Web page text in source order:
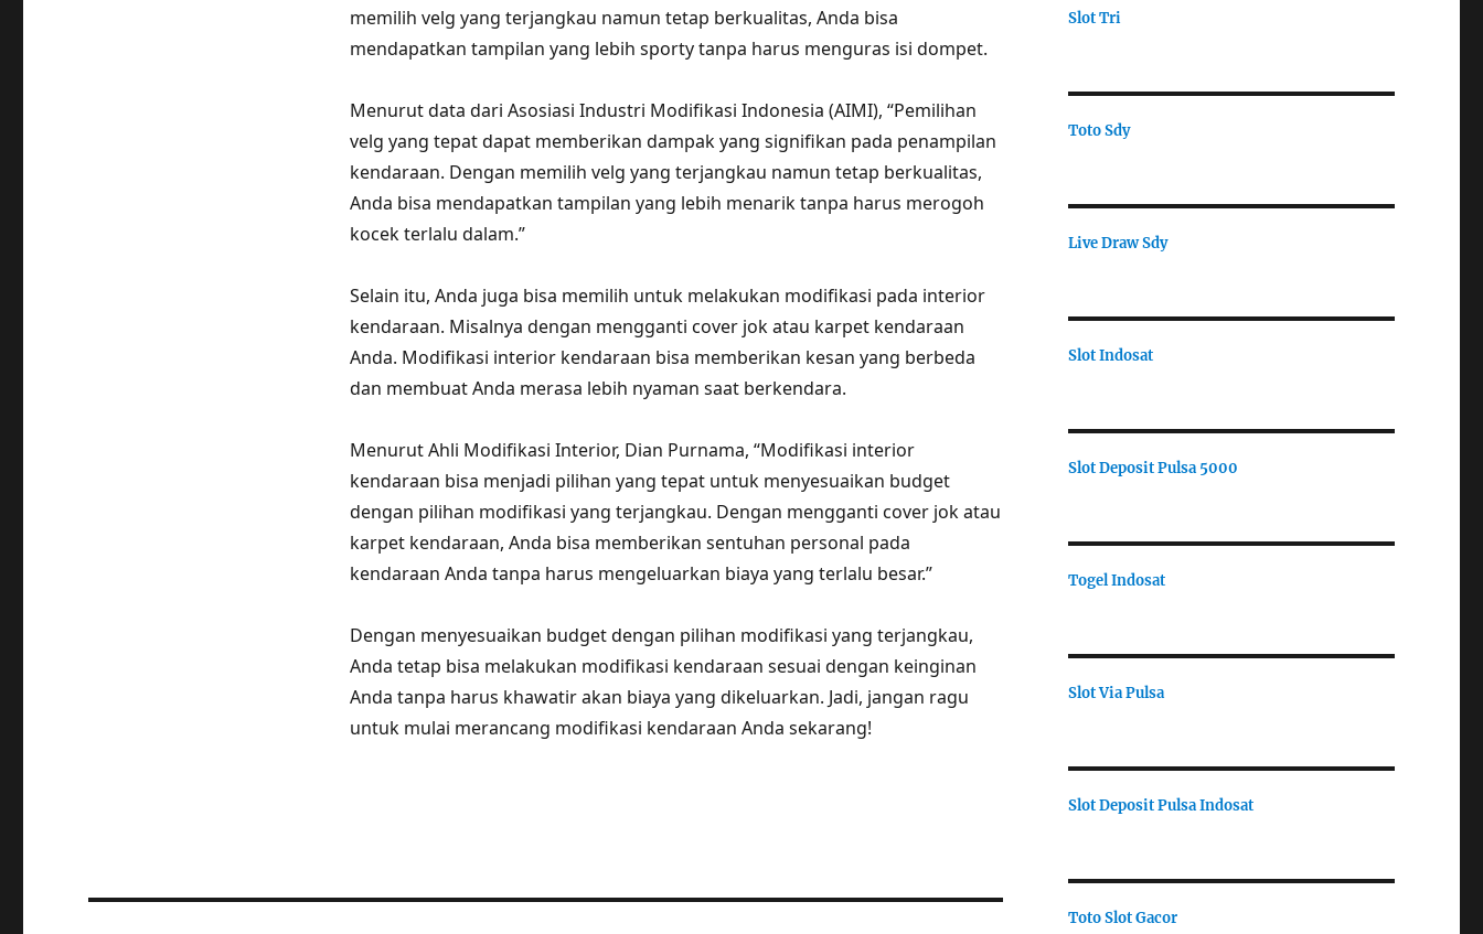
memilih velg yang terjangkau namun tetap berkualitas, Anda bisa
mendapatkan tampilan yang lebih sporty tanpa harus menguras isi dompet.
Menurut data dari Asosiasi Industri Modifikasi Indonesia (AIMI), “Pemilihan
velg yang tepat dapat memberikan dampak yang signifikan pada penampilan
kendaraan. Dengan memilih velg yang terjangkau namun tetap berkualitas,
Anda bisa mendapatkan tampilan yang lebih menarik tanpa harus merogoh
kocek terlalu dalam.”
Selain itu, Anda juga bisa memilih untuk melakukan modifikasi pada interior
kendaraan. Misalnya dengan mengganti cover jok atau karpet kendaraan
Anda. Modifikasi interior kendaraan bisa memberikan kesan yang berbeda
dan membuat Anda merasa lebih nyaman saat berkendara.
Menurut Ahli Modifikasi Interior, Dian Purnama, “Modifikasi interior
kendaraan bisa menjadi pilihan yang tepat untuk menyesuaikan budget
dengan pilihan modifikasi yang terjangkau. Dengan mengganti cover jok atau
karpet kendaraan, Anda bisa memberikan sentuhan personal pada
kendaraan Anda tanpa harus mengeluarkan biaya yang terlalu besar.”
Dengan menyesuaikan budget dengan pilihan modifikasi yang terjangkau,
Anda tetap bisa melakukan modifikasi kendaraan sesuai dengan keinginan
Anda tanpa harus khawatir akan biaya yang dikeluarkan. Jadi, jangan ragu
untuk mulai merancang modifikasi kendaraan Anda sekarang!
Slot Tri
Toto Sdy
Live Draw Sdy
Slot Indosat
Slot Deposit Pulsa 5000
Togel Indosat
Slot Via Pulsa
Slot Deposit Pulsa Indosat
Toto Slot Gacor